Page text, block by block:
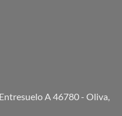
A 46780 - Oliva,